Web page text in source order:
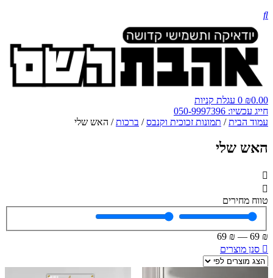
₪0.00
0 עגלת קניות
חייג עכשיו: 050-9997396
עמוד הבית/ תמונות זכוכית וקנבס/ ברכות/ האש שלי
האש שלי
טווח מחירים
₪
69
—
₪
69
סנן מוצרים